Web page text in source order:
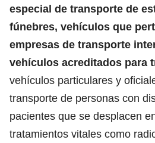
especial de transporte de
fúnebres, vehículos que
empresas de transporte
vehículos acreditados para
vehículos particulares y
transporte de personas con
pacientes que se desplacen
tratamientos vitales como